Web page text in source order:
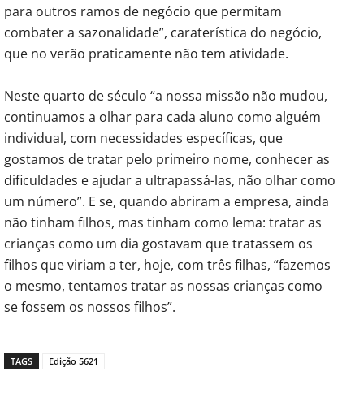
para outros ramos de negócio que permitam
combater a sazonalidade”, caraterística do negócio,
que no verão praticamente não tem atividade.
Neste quarto de século “a nossa missão não mudou,
continuamos a olhar para cada aluno como alguém
individual, com necessidades específicas, que
gostamos de tratar pelo primeiro nome, conhecer as
dificuldades e ajudar a ultrapassá-las, não olhar como
um número”. E se, quando abriram a empresa, ainda
não tinham filhos, mas tinham como lema: tratar as
crianças como um dia gostavam que tratassem os
filhos que viriam a ter, hoje, com três filhas, “fazemos
o mesmo, tentamos tratar as nossas crianças como
se fossem os nossos filhos”.
TAGS Edição 5621